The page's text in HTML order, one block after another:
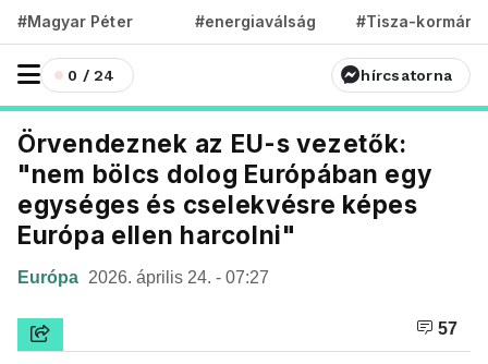
#Magyar Péter #energiaválság #Tisza-kormány
0 / 24 hírcsatorna
Örvendeznek az EU-s vezetők:
"nem bölcs dolog Európában egy
egységes és cselekvésre képes
Európa ellen harcolni"
Európa 2026. április 24. - 07:27
57